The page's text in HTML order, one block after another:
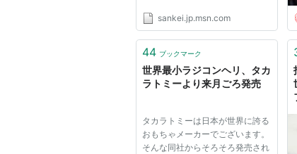
sankei.jp.msn.com
44 ブックマーク
世界最小ラジコンヘリ、タカ
ラトミーより来月ごろ発売
タカラトミーは日本が世界に誇る
おもちゃメーカーでございます。
そんな同社からそろそろ発売され